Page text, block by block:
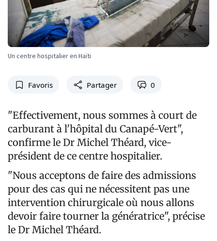
Un centre hospitalier en Haïti
Favoris Partager 0
"Effectivement, nous sommes à court de
carburant à l'hôpital du Canapé-Vert",
confirme le Dr Michel Théard, vice-
président de ce centre hospitalier.
"Nous acceptons de faire des admissions
pour des cas qui ne nécessitent pas une
intervention chirurgicale où nous allons
devoir faire tourner la génératrice", précise
le Dr Michel Théard.